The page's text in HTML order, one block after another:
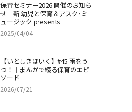
保育セミナー2026 開催のお知ら
せ｜新 幼児と保育＆アスク･ミ
ュージック presents
2025/04/04
【いとしきほいく】#45 雨をう
つ！｜まんがで綴る保育のエピ
ソード
2026/07/21